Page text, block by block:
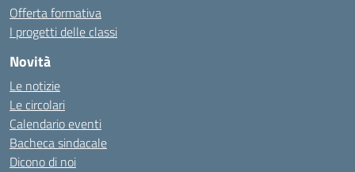
Offerta formativa
I progetti delle classi
Novità
Le notizie
Le circolari
Calendario eventi
Bacheca sindacale
Dicono di noi